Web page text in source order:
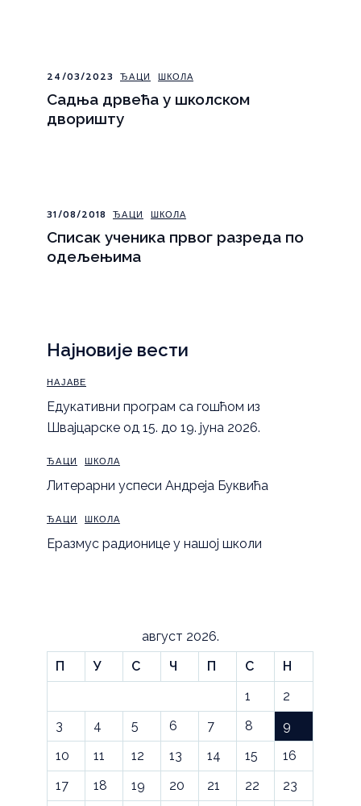
24/03/2023 ЂАЦИ ШКОЛА
Садња дрвећа у школском
дворишту
31/08/2018 ЂАЦИ ШКОЛА
Списак ученика првог разреда по
одељењима
Најновије вести
НАЈАВЕ
Eдукативни програм са гошћом из
Швајцарске од 15. до 19. јуна 2026.
ЂАЦИ ШКОЛА
Литерарни успеси Андреја Буквића
ЂАЦИ ШКОЛА
Еразмус радионице у нашој школи
август 2026.
П
У С Ч П С
Н
1
2
3
4 5 6 7 8
9
10
11 12 13 14 15
16
17
18 19 20 21 22
23